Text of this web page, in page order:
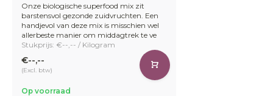
Onze biologische superfood mix zit
barstensvol gezonde zuidvruchten. Een
handjevol van deze mix is misschien wel
allerbeste manier om middagtrek te ve
Stukprijs: €--,-- / Kilogram
€--,--
(Excl. btw)
Op voorraad